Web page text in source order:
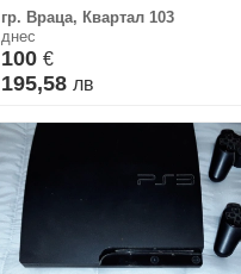
гр. Враца, Квартал 103
днес
100 €
195,58 лв